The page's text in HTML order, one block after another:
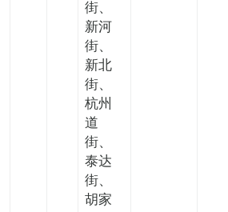
街、
新河
街、
新北
街、
杭州
道
街、
泰达
街、
胡家